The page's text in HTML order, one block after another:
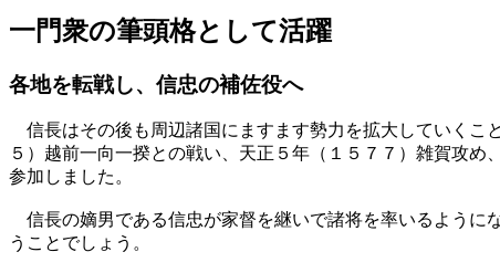
一門衆の筆頭格として活躍
各地を転戦し、信忠の補佐役へ
信長はその後も周辺諸国にますます勢力を拡大していくこ
５）越前一向一揆との戦い、天正５年（１５７７）雑賀攻
参加しました。
信長の嫡男である信忠が家督を継いで諸将を率いるように
うことでしょう。